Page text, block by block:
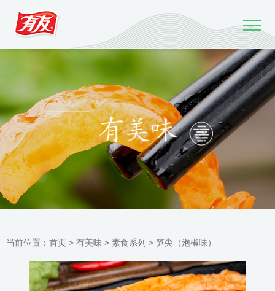
当前位置： 首页 > 有美味 > 素食系列 > 笋尖（泡椒味）